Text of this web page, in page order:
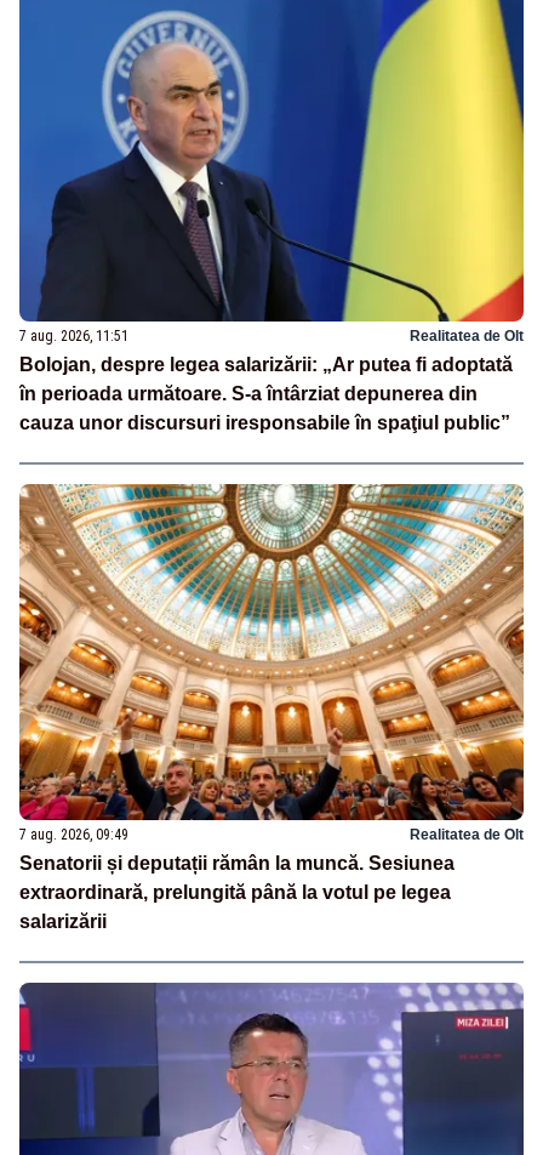
7 aug. 2026, 11:51 Realitatea de Olt
Bolojan, despre legea salarizării: „Ar putea fi adoptată
în perioada următoare. S-a întârziat depunerea din
cauza unor discursuri iresponsabile în spaţiul public”
7 aug. 2026, 09:49 Realitatea de Olt
Senatorii și deputații rămân la muncă. Sesiunea
extraordinară, prelungită până la votul pe legea
salarizării